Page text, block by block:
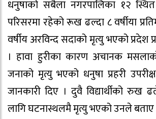
धनुषाको सबैला नगरपालिका १२
परिसरमा रहेको रूख ढल्दा ८ वर्षीया
वर्षीय अरविन्द सदाको मृत्यु भएको प्रदेश
। हावा हुरीका कारण अचानक
जनाको मृत्यु भएको धनुषा प्रहरी
जानकारी दिए । दुवै विद्यार्थीको रुख
लागि घटनास्थलमै मृत्यु भएको उनले बताए